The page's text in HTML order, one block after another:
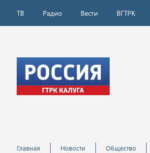
ТВ Радио Вести ВГТРК
Главная Новости Общество